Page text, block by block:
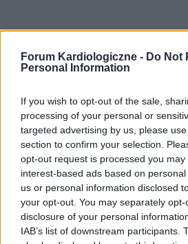
Forum Kardiologiczne - Do Not
Personal Information
If you wish to opt-out of the sale,
processing of your personal or
targeted advertising by us, please
section to confirm your selection.
opt-out request is processed you may
interest-based ads based on
us or personal information disclosed
your opt-out. You may separately
disclosure of your personal
IAB’s list of downstream participants.